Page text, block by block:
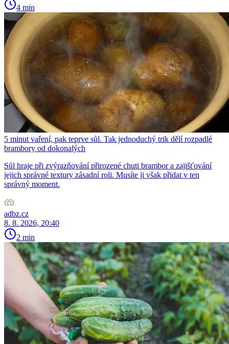
4 min
5 minut vaření, pak teprve sůl. Tak jednoduchý trik dělí rozpadlé
brambory od dokonalých
Sůl hraje při zvýrazňování přirozené chuti brambor a zajišťování
jejich správné textury zásadní roli. Musíte ji však přidat v ten
správný moment.
adbz.cz
8. 8. 2026, 20:40
2 min